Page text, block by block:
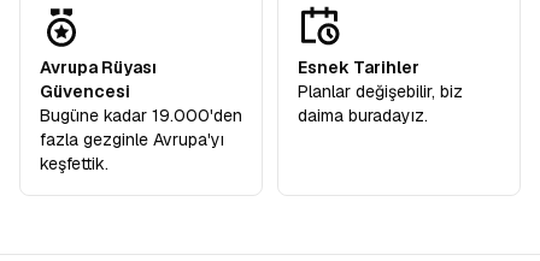
Avrupa Rüyası
Güvencesi
Bugüne kadar 19.000'den
fazla gezginle Avrupa'yı
keşfettik.
Esnek Tarihler
Planlar değişebilir, biz
daima buradayız.